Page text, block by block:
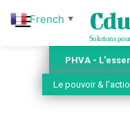
Solutions
PHVA -
Le pouvoir &
French ▼